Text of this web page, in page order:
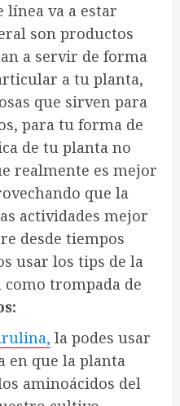
línea va a estar
son productos
a servir de forma
a tu planta,
que sirven para
para tu forma de
de tu planta no
realmente es mejor
que la
actividades mejor
desde tiempos
usar los tips de la
como trompada de
la podes usar
en que la planta
aminoácidos del